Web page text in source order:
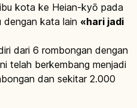
kota ke Heian-kyō pada
dengan kata lain «hari jadi
dari 6 rombongan dengan
telah berkembang menjadi
dan sekitar 2.000